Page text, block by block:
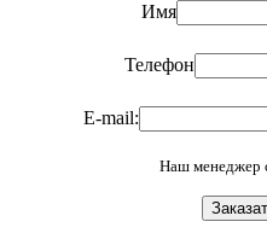
Имя
Телефон
E-mail:
Наш менеджер